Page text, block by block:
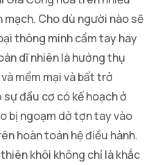
Cho dù người nào sẽ
thông minh cầm tay hay
dĩ nhiên là hưởng thụ
mềm mại và bất trở
đầu cơ có kế hoạch ở
bị ngoạm dở tợn tay vào
hoàn toàn hệ điều hành.
khôi không chỉ là khắc